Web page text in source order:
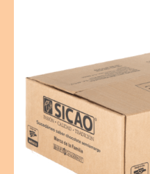
Caja
10kg